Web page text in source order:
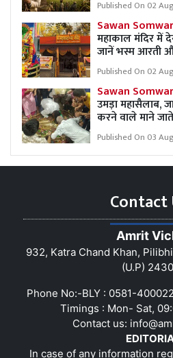
Published On 02
Sawan
महाकाल मंदिर में
जानें भस्म आरती
Published On 02
Sawan
उमड़ा महासैलाब,
करने वाले माने
Published On 03
Contact
Amrit
932, Katra Chand Khan,
(U.P)
Phone No:-BLY : 0581-
Timings : Mon- Sat,
Contact us:
In case of any information